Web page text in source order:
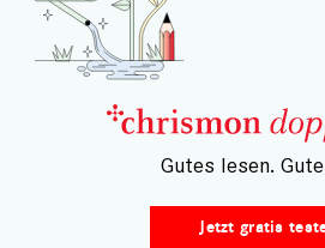
Freiheit und
Lebens
– Gutes lesen.
Jetzt gratis